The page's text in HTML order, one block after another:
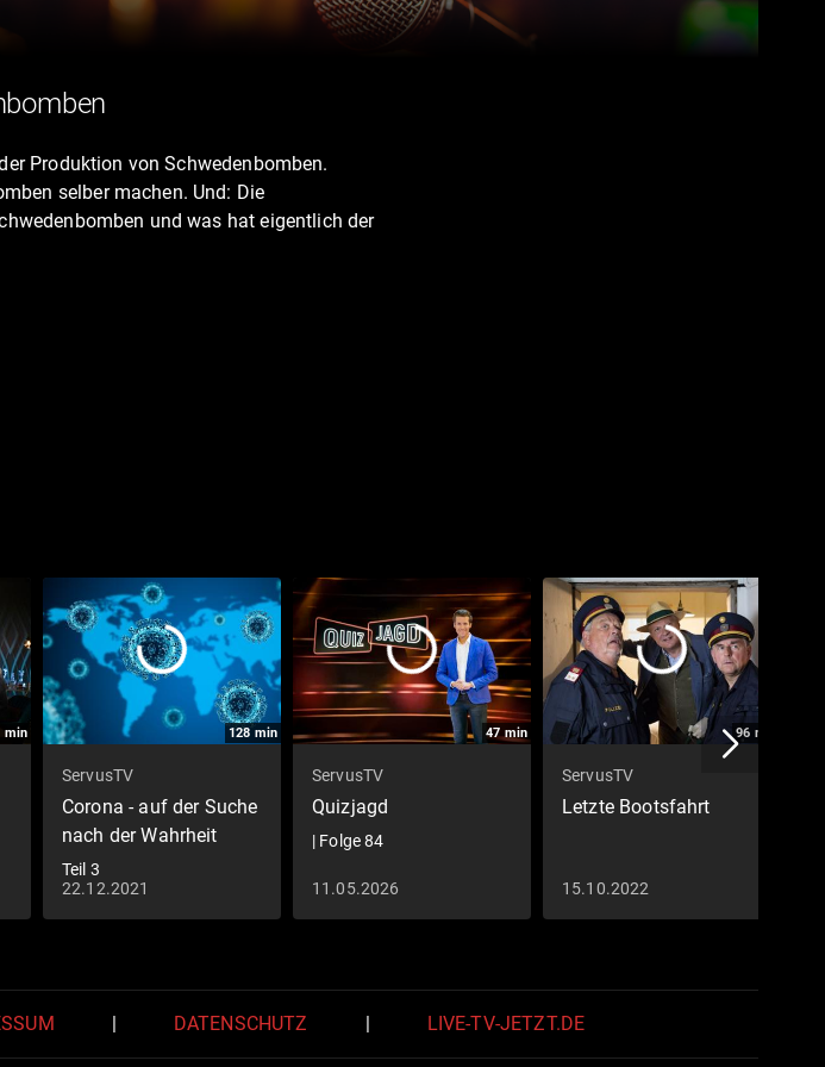
Produktion von Schwedenbomben.
selber machen. Und: Die
und was hat eigentlich der
min 128 min
ServusTV
Corona - auf der Suche
nach der Wahrheit
Teil 3
22.12.2021
47min
ServusTV
Quizjagd
| Folge 84
11.05.2026
96 min
ServusTV
Letzte Bootsfahrt
15.10.2022
DATENSCHUTZ LIVE-TV-JETZT.DE